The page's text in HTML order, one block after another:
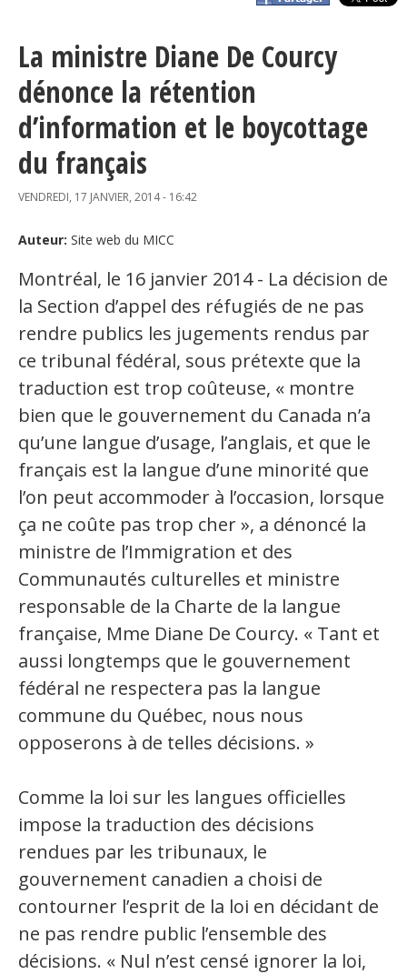
Organismes de la langue française
Publications
Francophonie internationale
Expressions et jeux de lettres
Revue de presse
Langue du travail
Francisation de l'Administration
Recueil de bonnes pratiques
Secteurs d'activité
Hébergement et restauration
Plastiques et composites
Télécommunications
Aéronautique
Métallurgie
Automobile
Terminologie
Ressources terminologiques
Jeux et outils terminolinguistiques
Intégration linguistique
Cours de français
Témoignages
La ministre Diane De Courcy
dénonce la rétention
d’information et le boycottage
du français
VENDREDI, 17 JANVIER, 2014 - 16:42
Auteur: Site web du MICC
Montréal, le 16 janvier 2014 - La décision de
la Section d’appel des réfugiés de ne pas
rendre publics les jugements rendus par
ce tribunal fédéral, sous prétexte que la
traduction est trop coûteuse, « montre
bien que le gouvernement du Canada n’a
qu’une langue d’usage, l’anglais, et que le
français est la langue d’une minorité que
l’on peut accommoder à l’occasion, lorsque
ça ne coûte pas trop cher », a dénoncé la
ministre de l’Immigration et des
Communautés culturelles et ministre
responsable de la Charte de la langue
française, Mme Diane De Courcy. « Tant et
aussi longtemps que le gouvernement
fédéral ne respectera pas la langue
commune du Québec, nous nous
opposerons à de telles décisions. »
Comme la loi sur les langues officielles
impose la traduction des décisions
rendues par les tribunaux, le
gouvernement canadien a choisi de
contourner l’esprit de la loi en décidant de
ne pas rendre public l’ensemble des
décisions. « Nul n’est censé ignorer la loi,